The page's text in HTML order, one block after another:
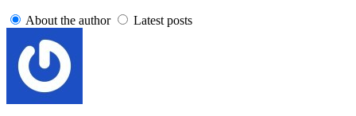
About the author Latest posts